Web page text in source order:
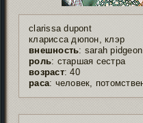
clarissa dupont
кларисса дюпон, клэр
внешность: sarah pidgeon
роль: старшая сестра
возраст: 40
раса: человек,